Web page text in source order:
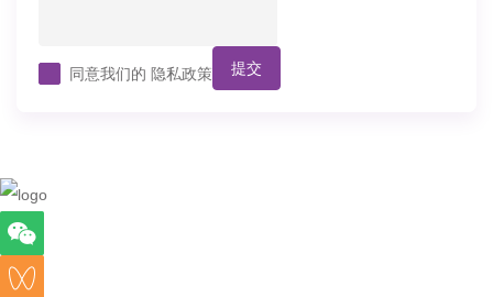
同意我们的 隐私政策 提交